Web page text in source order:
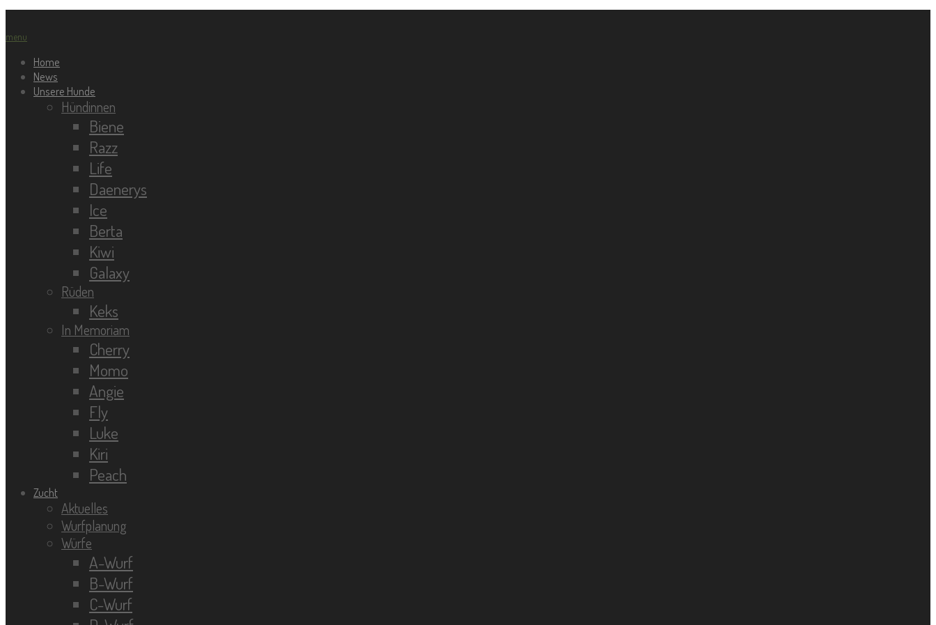
menu
Home
News
Unsere Hunde
Hündinnen
Biene
Razz
Life
Daenerys
Ice
Berta
Kiwi
Galaxy
Rüden
Keks
In Memoriam
Cherry
Momo
Angie
Fly
Luke
Kiri
Peach
Zucht
Aktuelles
Wurfplanung
Würfe
A-Wurf
B-Wurf
C-Wurf